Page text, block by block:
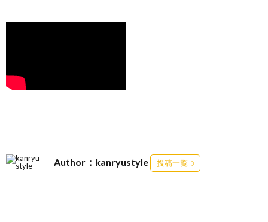
Author：kanryustyle 投稿一覧